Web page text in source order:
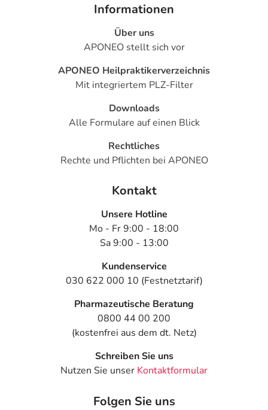
Informationen
Über uns
APONEO stellt sich vor
APONEO Heilpraktikerverzeichnis
Mit integriertem PLZ-Filter
Downloads
Alle Formulare auf einen Blick
Rechtliches
Rechte und Pflichten bei APONEO
Kontakt
Unsere Hotline
Mo - Fr 9:00 - 18:00
Sa 9:00 - 13:00
Kundenservice
030 622 000 10 (Festnetztarif)
Pharmazeutische Beratung
0800 44 00 200
(kostenfrei aus dem dt. Netz)
Schreiben Sie uns
Nutzen Sie unser Kontaktformular
Folgen Sie uns